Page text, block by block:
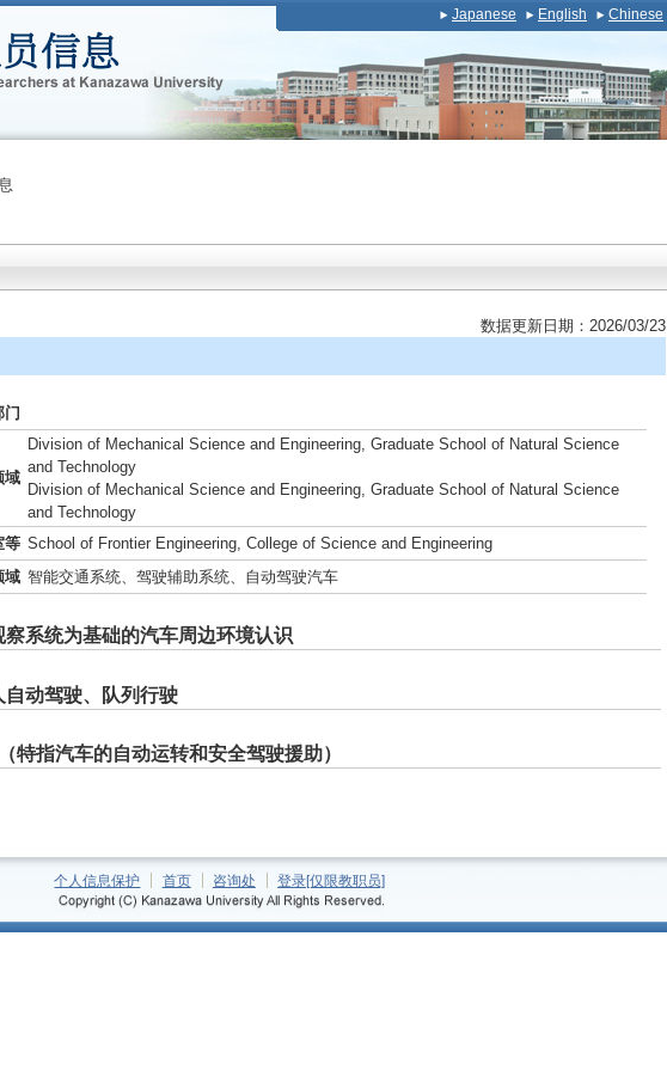
Japanese English Chinese
数据更新日期：2026/03/23
门
域
Division of Mechanical Science and Engineering, Graduate School of Natural Science
and Technology
Division of Mechanical Science and Engineering, Graduate School of Natural Science
and Technology
等 School of Frontier Engineering, College of Science and Engineering
域 智能交通系统、驾驶辅助系统、自动驾驶汽车
察系统为基础的汽车周边环境认识
自动驾驶、队列行驶
特指汽车的自动运转和安全驾驶援助）
个人信息保护 首页 咨询处 登录[仅限教职员]